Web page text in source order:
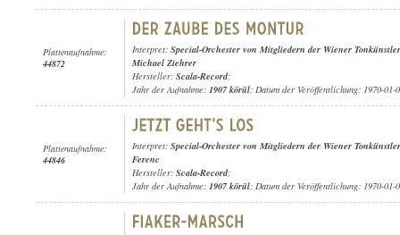
Plattenaufnahme:
44872
Interpret: Special-Orchester von Mitgliedern der Wiener Tonkünstler
Michael Ziehrer
Hersteller: Scala-Record;
Jahr der Aufnahme: 1907 körül; Datum der Veröffentlichung: 1970-01-
Plattenaufnahme:
44846
Interpret: Special-Orchester von Mitgliedern der Wiener Tonkünstler
Ferenc
Hersteller: Scala-Record;
Jahr der Aufnahme: 1907 körül; Datum der Veröffentlichung: 1970-01-